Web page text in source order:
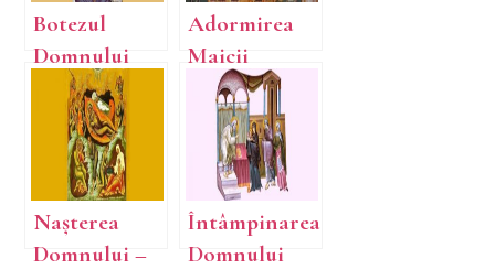
Botezul
Domnului
(Boboteaza)
Adormirea
Maicii
Domnului /
Sfânta Maria
Mare
Nașterea
Domnului –
Întâmpinarea
Domnului